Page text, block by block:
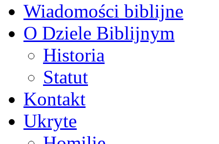
Wiadomości biblijne
O Dziele Biblijnym
Historia
Statut
Kontakt
Ukryte